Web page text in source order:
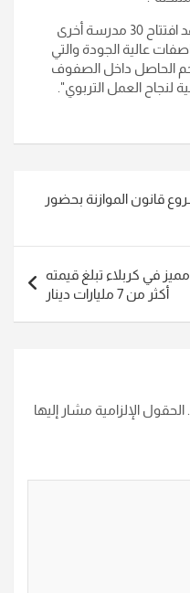
وأضاف، أن "الأشهر المقبلة ستشهد افتتاح 30 مدرسة أخرى
عالية الجودة والتي
الحاصل داخل الصفوف
لنجاح العمل التربوي".
قانون الموازنة بحضور
في كربلاء تبلغ قيمته
أكثر من 7 مليارات دينار
الحقول الإلزامية مشار إليها